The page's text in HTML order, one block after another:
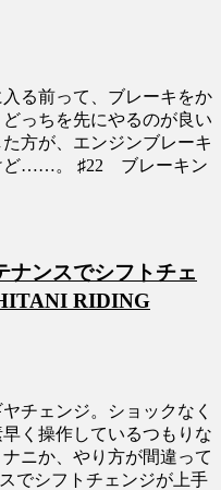
る前って、ブレーキをか
っちを先にやるのが良い
方が、エンジンブレーキ
ど……。 ♯22 ブレーキン
ナンスでシフトチェ
RIDING
チェンジ。ショックなく
く操作しているつもりな
ニか、やり方が間違って
でシフトチェンジが上手